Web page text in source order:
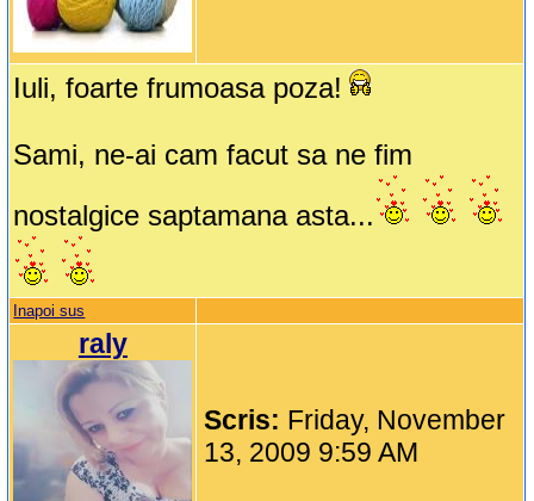
Iuli, foarte frumoasa poza!
Sami, ne-ai cam facut sa ne fim
nostalgice saptamana asta...
Inapoi sus
raly
Scris: Friday, November
13, 2009 9:59 AM